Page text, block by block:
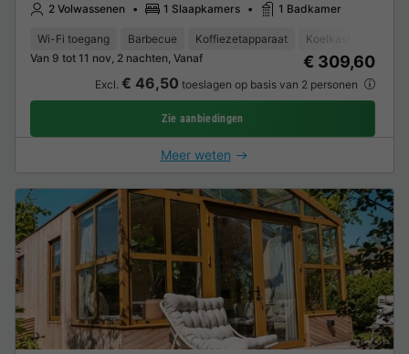
2 Volwassenen 1 Slaapkamers 1 Badkamer
Wi-Fi toegang Barbecue Koffiezetapparaat Koelkast
Van 9 tot 11 nov, 2 nachten, Vanaf
€ 309,60
Excl. € 46,50 toeslagen op basis van 2 personen
Zie aanbiedingen
Meer weten